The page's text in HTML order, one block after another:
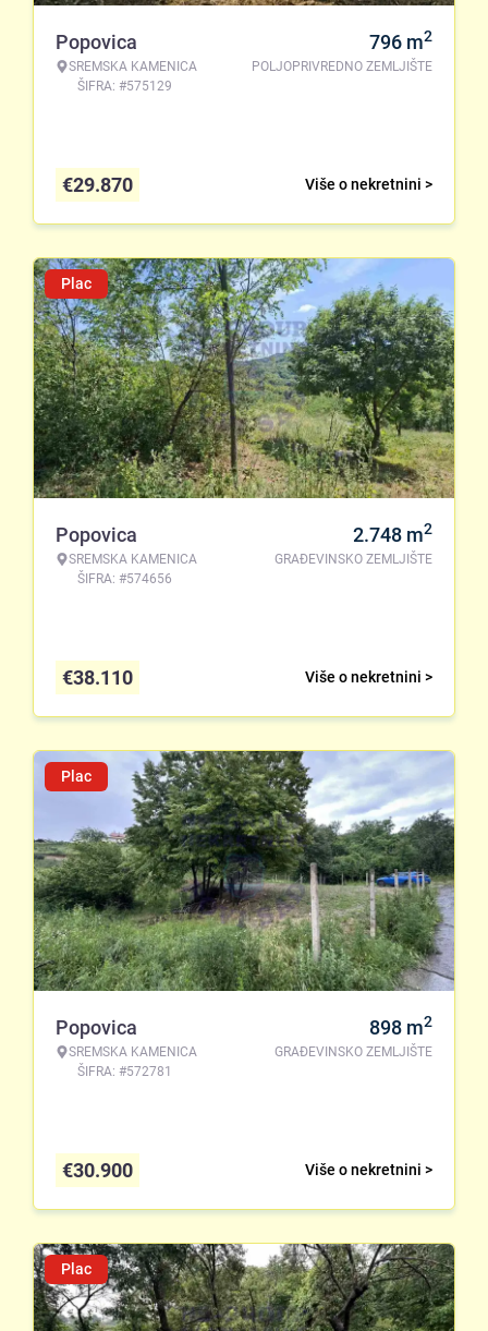
Popovica
SREMSKA KAMENICA
ŠIFRA: #575129
796 m2
POLJOPRIVREDNO ZEMLJIŠTE
Više o nekretnini >
€29.870
Plac
Popovica
SREMSKA KAMENICA
ŠIFRA: #574656
2.748 m2
GRAĐEVINSKO ZEMLJIŠTE
Više o nekretnini >
€38.110
Plac
Popovica
SREMSKA KAMENICA
ŠIFRA: #572781
898 m2
GRAĐEVINSKO ZEMLJIŠTE
Više o nekretnini >
€30.900
Plac